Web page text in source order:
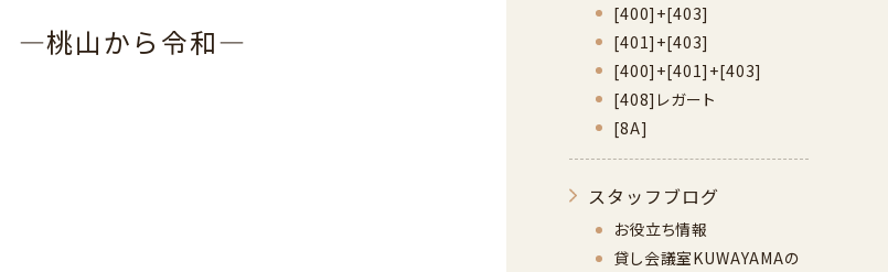
―桃山から令和―
[400]+[403]
[401]+[403]
[400]+[401]+[403]
[408]レガート
[8A]
スタッフブログ
お役立ち情報
貸し会議室KUWAYAMAの